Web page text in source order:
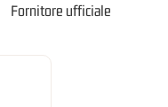
Fornitore ufficiale